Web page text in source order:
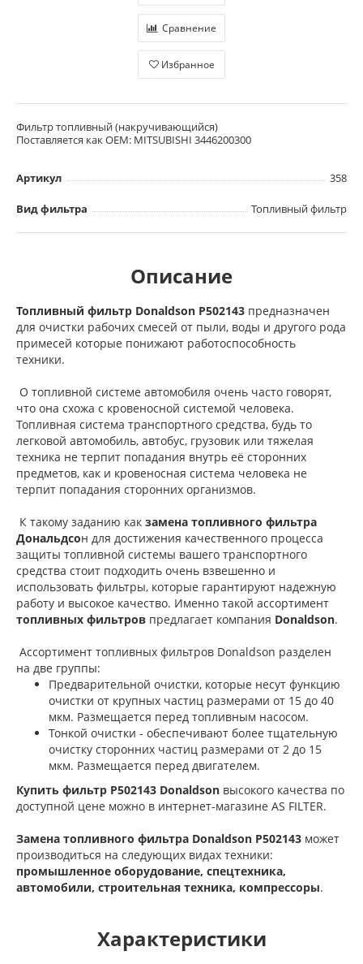
Сравнение
Избранное
Фильтр топливный (накручивающийся)
Поставляется как OEM: MITSUBISHI 3446200300
Артикул 358
Вид фильтра Топливный фильтр
Описание
Топливный фильтр Donaldson P502143 предназначен
для очистки рабочих смесей от пыли, воды и другого рода
примесей которые понижают работоспособность
техники.
О топливной системе автомобиля очень часто говорят,
что она схожа с кровеносной системой человека.
Топливная система транспортного средства, будь то
легковой автомобиль, автобус, грузовик или тяжелая
техника не терпит попадания внутрь её сторонних
предметов, как и кровеносная система человека не
терпит попадания сторонних организмов.
К такому заданию как замена топливного фильтра
Дональдсон для достижения качественного процесса
защиты топливной системы вашего транспортного
средства стоит подходить очень взвешенно и
использовать фильтры, которые гарантируют надежную
работу и высокое качество. Именно такой ассортимент
топливных фильтров предлагает компания Donaldson.
Ассортимент топливных фильтров Donaldson разделен
на две группы:
Предварительной очистки, которые несут функцию
очистки от крупных частиц размерами от 15 до 40
мкм. Размещается перед топливным насосом.
Тонкой очистки - обеспечивают более тщательную
очистку сторонних частиц размерами от 2 до 15
мкм. Размещается перед двигателем.
Купить фильтр P502143 Donaldson высокого качества по
доступной цене можно в интернет-магазине AS FILTER.
Замена топливного фильтра Donaldson P502143 может
производиться на следующих видах техники:
промышленное оборудование, спецтехника,
автомобили, строительная техника, компрессоры.
Характеристики